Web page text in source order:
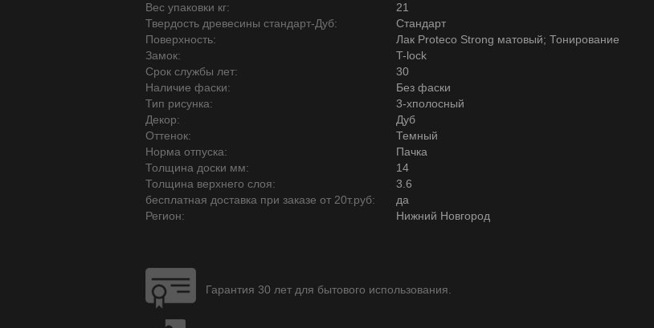
Вес упаковки кг:
21
Твердость древесины стандарт-Дуб:
Стандарт
Поверхность:
Лак Proteco Strong матовый; Тонирование
Замок:
T-lock
Срок службы лет:
30
Наличие фаски:
Без фаски
Тип рисунка:
3-хполосный
Декор:
Дуб
Оттенок:
Темный
Норма отпуска:
Пачка
Толщина доски мм:
14
Толщина верхнего слоя:
3.6
бесплатная доставка при заказе от 20т.руб:
да
Регион:
Нижний Новгород
Гарантия 30 лет для бытового использования.